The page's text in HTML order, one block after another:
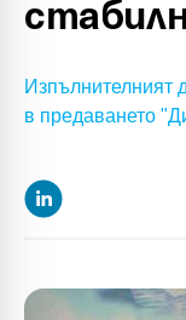
Изпълнителният
в предаването